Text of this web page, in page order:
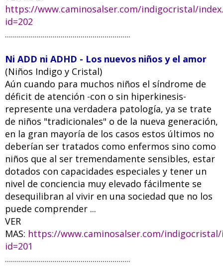
https://www.caminosalser.com/indigocristal/
id=202
...............................................................
Ni ADD ni ADHD - Los nuevos niños y el amor
(Niños Indigo y Cristal)
Aún cuando para muchos niños el síndrome de
déficit de atención -con o sin hiperkinesis-
represente una verdadera patología, ya se trate
de niños "tradicionales" o de la nueva generación,
en la gran mayoría de los casos estos últimos no
deberían ser tratados como enfermos sino como
niños que al ser tremendamente sensibles, estar
dotados con capacidades especiales y tener un
nivel de conciencia muy elevado fácilmente se
desequilibran al vivir en una sociedad que no los
puede comprender ...
VER
MAS: https://www.caminosalser.com/indigocristal/
id=201
...............................................................